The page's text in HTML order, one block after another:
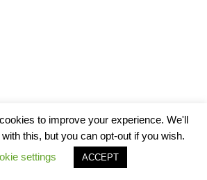
to improve your experience. We'll
this, but you can opt-out if you wish.
settings
ACCEPT